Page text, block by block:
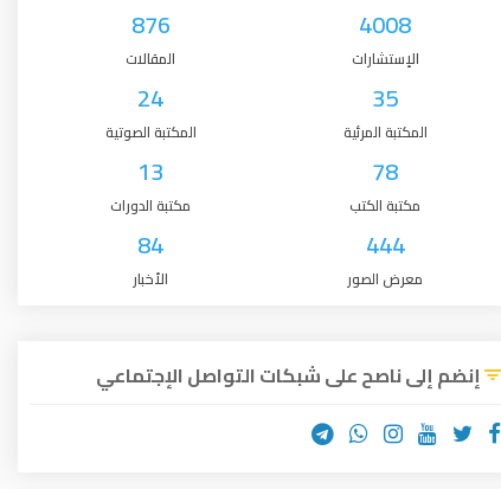
4008
الإستشارات
876
المقالات
35
المكتبة المرئية
24
المكتبة الصوتية
78
مكتبة الكتب
13
مكتبة الدورات
444
معرض الصور
84
الأخبار
إنضم إلى ناصح على شبكات التواصل الإجتماعي